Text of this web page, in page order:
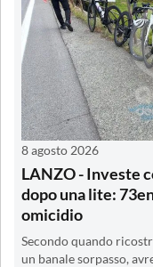
8 agosto 2026
LANZO - Investe
dopo una lite:
omicidio
Secondo quando
un banale sorpasso,